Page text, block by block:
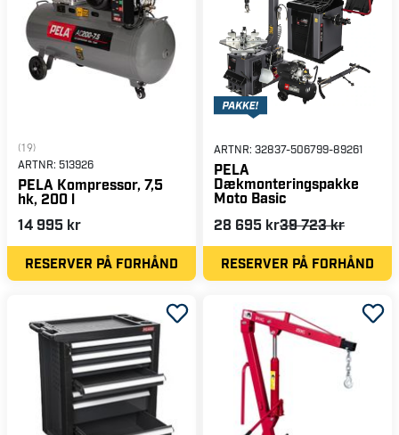
(19)
ARTNR: 513926
PELA Kompressor, 7,5
hk, 200 l
14 995 kr
RESERVER PÅ FORHÅND
ARTNR: 32837-506799-89261
PELA
Dækmonteringspakke
Moto Basic
28 695 kr39 723 kr
RESERVER PÅ FORHÅND